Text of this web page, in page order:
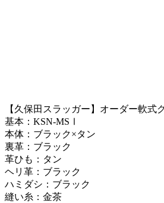
【久保田スラッガー】オーダー軟式
基本：KSN-MSⅠ
本体：ブラック×タン
裏革：ブラック
革ひも：タン
ヘリ革：ブラック
ハミダシ：ブラック
縫い糸：金茶